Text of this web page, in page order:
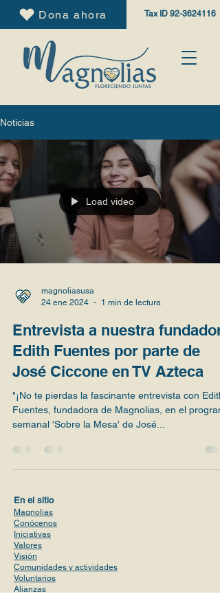
Dona ahora Tax ID 92-3624116
Noticias
Load video
magnoliasusa
24 ene 2024
1 min de lectura
Entrevista a nuestra
Edith Fuentes por parte de
José Ciccone en TV Azteca
"¡No te pierdas la fascinante entrevista con Edith
Fuentes, fundadora de Magnolias, en el
semanal 'Sobre la Mesa' de José...
En el sitio
Magnolias
Conócenos
Iniciativas
Valores
Visión
Comunidades y actividades
Voluntarios
Alianzas